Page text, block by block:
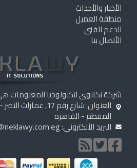
الأخبار والأحداث
منطقة العميل
الدعم الفنى
الأتصال بنا
شركة نكلاوى لتكنولوجيا
المقطم - القاهره
البريد الألكترونى: